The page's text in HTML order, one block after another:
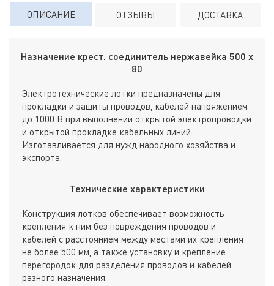
ОПИСАНИЕ ОТЗЫВЫ ДОСТАВКА
Назначение крест. соединитель нержавейка 500 х
80
Электротехнические лотки предназначены для
прокладки и защиты проводов, кабелей напряжением
до 1000 В при выполнении открытой электропроводки
и открытой прокладке кабельных линий.
Изготавливается для нужд народного хозяйства и
экспорта.
Технические характеристики
Конструкция лотков обеспечивает возможность
крепления к ним без повреждения проводов и
кабелей с расстоянием между местами их крепления
не более 500 мм, а также установку и крепление
перегородок для разделения проводов и кабелей
разного назначения.